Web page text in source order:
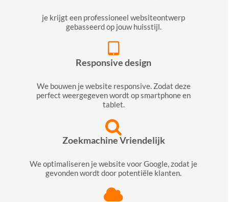
je krijgt een professioneel websiteontwerp
gebasseerd op jouw huisstijl.
Responsive design
We bouwen je website responsive. Zodat deze
perfect weergegeven wordt op smartphone en
tablet.
Zoekmachine Vriendelijk
We optimaliseren je website voor Google, zodat je
gevonden wordt door potentiële klanten.